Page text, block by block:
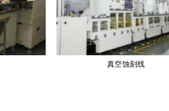
真空蚀刻线